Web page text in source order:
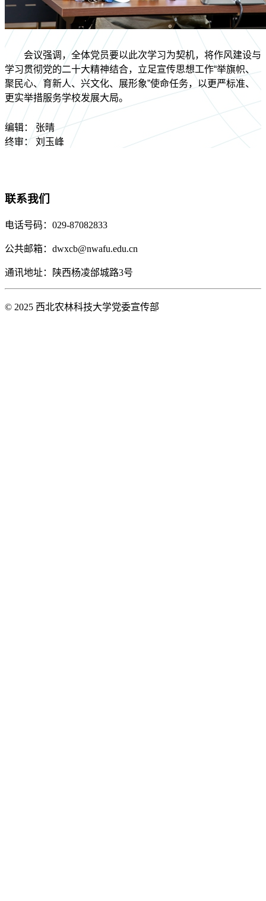
会议强调，全体党员要以此次学习为契机，将作风建设与
学习贯彻党的二十大精神结合，立足宣传思想工作“举旗帜、
聚民心、育新人、兴文化、展形象”使命任务，以更严标准、
更实举措服务学校发展大局。
编辑：
张晴
终审： 刘玉峰
联系我们
电话号码：029-87082833
公共邮箱：dwxcb@nwafu.edu.cn
通讯地址：陕西杨凌邰城路3号
© 2025 西北农林科技大学党委宣传部